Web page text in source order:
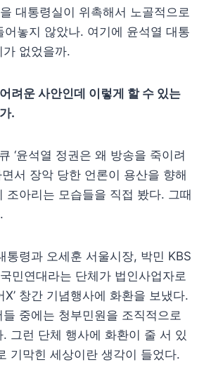
대통령실이 위촉해서 노골적으로
어놓지 않았나. 여기에 윤석열 대통
없었을까.
려운 사안인데 이렇게 할 수 있는
.
‘윤석열 정권은 왜 방송을 죽이려
면서 장악 당한 언론이 용산을 향해
조아리는 모습들을 직접 봤다. 그때
통령과 오세훈 서울시장, 박민 KBS
민연대라는 단체가 법인사업자로
X’ 창간 기념행사에 화환을 보냈다.
중에는 청부민원을 조직적으로
그런 단체 행사에 화환이 줄 서 있
기막힌 세상이란 생각이 들었다.